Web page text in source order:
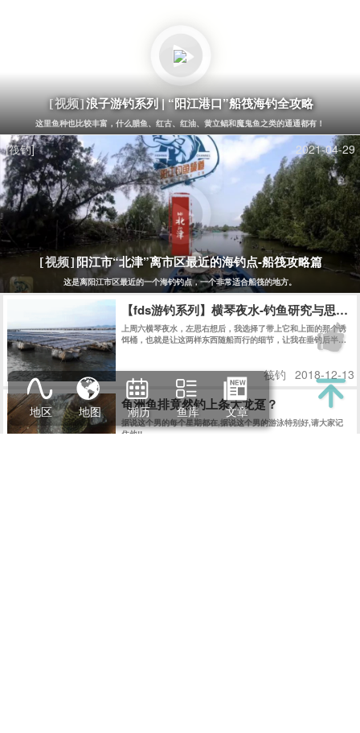
[视频]浪子游钓系列 | “阳江港口”船筏海钓全攻略
这里鱼种也比较丰富，什么腊鱼、红古、红油、黄立鲳和魔鬼鱼之类的通通都有！
[筏钓] 2021-04-29
[视频]阳江市“北津”离市区最近的海钓点-船筏攻略篇
这是离阳江市区最近的一个海钓钓点，一个非常适合船筏的地方。
【fds游钓系列】横琴夜水-钓鱼研究与思考
上周六横琴夜水，左思右想后，我选择了带上它和上面的那个诱
饵桶，也就是让这两样东西随船而行的细节，让我在垂钓后半
筏钓 2018-12-13
龟洲鱼排竟然钓上条大龙趸？
据说这个男的每个星期都在,据说这个男的游泳特别好,请大家记
住他!!
地区 地图 潮历 鱼库 文章